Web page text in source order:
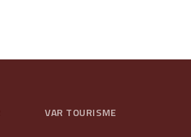
VAR TOURISME